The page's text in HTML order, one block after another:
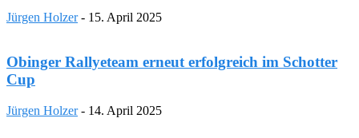
Jürgen Holzer - 15. April 2025
Obinger Rallyeteam erneut erfolgreich im Schotter
Cup
Jürgen Holzer - 14. April 2025